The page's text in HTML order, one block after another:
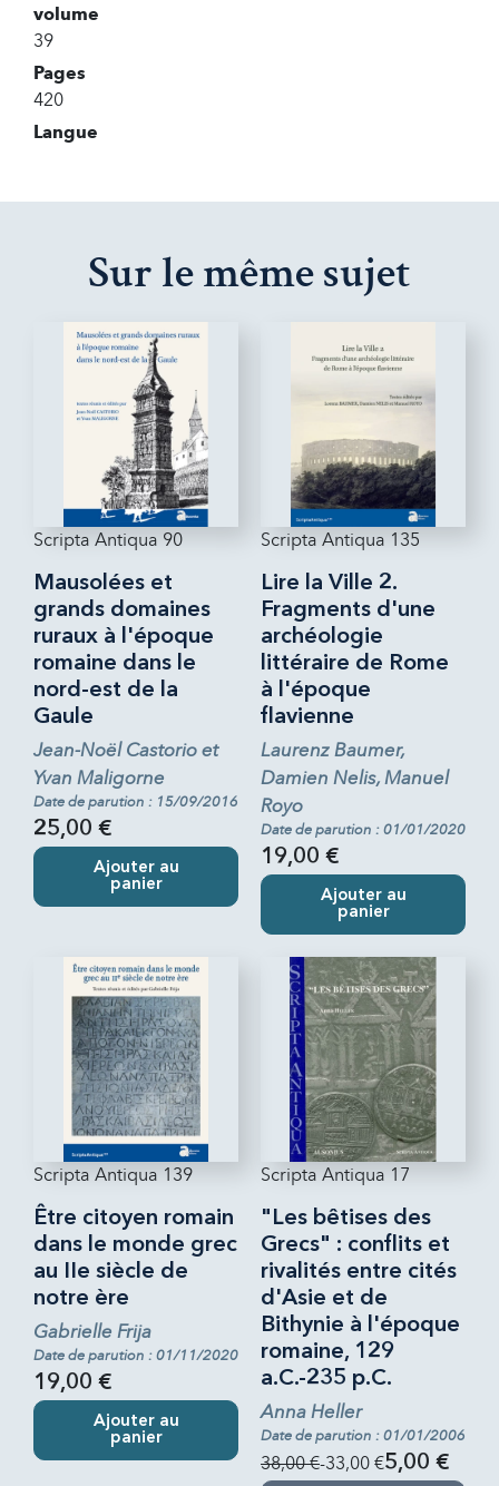
volume
39
Pages
420
Langue
Sur le même sujet
Scripta Antiqua 90
Mausolées et
grands domaines
ruraux à l'époque
romaine dans le
nord-est de la
Gaule
Jean-Noël Castorio et
Yvan Maligorne
Date de parution : 15/09/2016
25,00 €
Ajouter au
panier
Scripta Antiqua 135
Lire la Ville 2.
Fragments d'une
archéologie
littéraire de Rome
à l'époque
flavienne
Laurenz Baumer,
Damien Nelis, Manuel
Royo
Date de parution : 01/01/2020
19,00 €
Ajouter au
panier
Scripta Antiqua 139
Être citoyen romain
dans le monde grec
au IIe siècle de
notre ère
Gabrielle Frija
Date de parution : 01/11/2020
19,00 €
Ajouter au
panier
Scripta Antiqua 17
"Les bêtises des
Grecs" : conflits et
rivalités entre cités
d'Asie et de
Bithynie à l'époque
romaine, 129
a.C.-235 p.C.
Anna Heller
Date de parution : 01/01/2006
38,00 €-33,00 €5,00 €